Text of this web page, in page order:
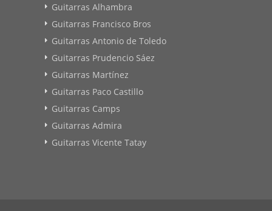
Guitarras Alhambra
Guitarras Francisco Bros
Guitarras Antonio de Toledo
Guitarras Prudencio Sáez
Guitarras Martínez
Guitarras Paco Castillo
Guitarras Camps
Guitarras Admira
Guitarras Vicente Tatay